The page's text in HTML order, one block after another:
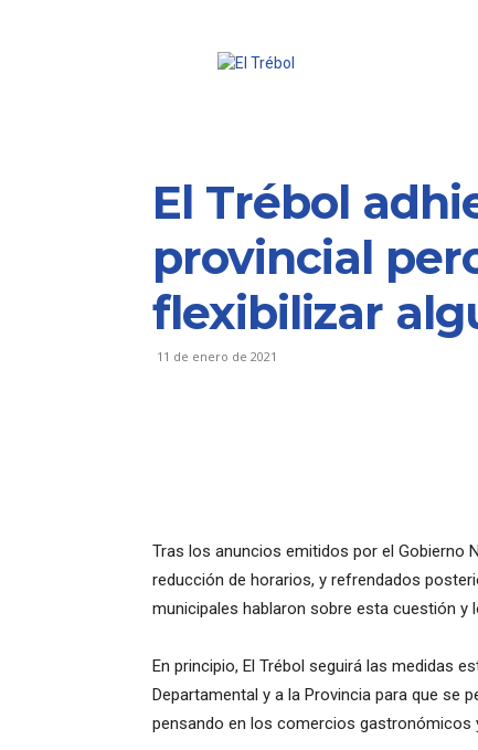
El Trébol
provincial
flexibilizar
11 de enero de 2021
Tras los anuncios emitidos por el Gobierno
reducción de horarios, y refrendados
municipales hablaron sobre esta cuestión y
En principio, El Trébol seguirá las medidas
Departamental y a la Provincia para que se
pensando en los comercios gastronómicos